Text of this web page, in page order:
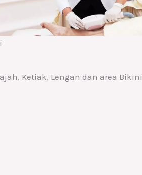
Ketiak, Lengan dan area Bikini